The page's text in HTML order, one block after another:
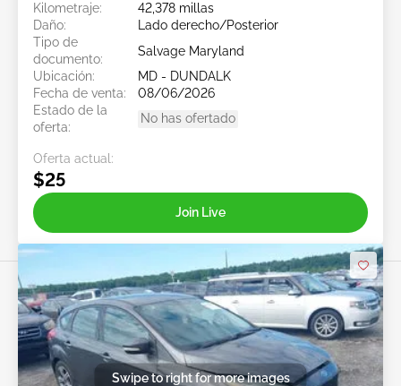
Kilometraje:
42,378 millas
Daño:
Lado derecho/Posterior
Tipo de
documento:
Salvage Maryland
Ubicación:
MD - DUNDALK
Fecha de venta:
08/06/2026
Estado de la
oferta:
No has ofertado
Oferta actual:
$25
Join Live
Swipe to right for more images